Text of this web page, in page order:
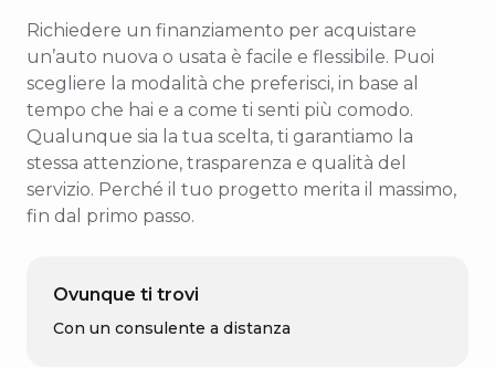
Richiedere un finanziamento per acquistare
un’auto nuova o usata è facile e flessibile. Puoi
scegliere la modalità che preferisci, in base al
tempo che hai e a come ti senti più comodo.
Qualunque sia la tua scelta, ti garantiamo la
stessa attenzione, trasparenza e qualità del
servizio. Perché il tuo progetto merita il massimo,
fin dal primo passo.
Ovunque ti trovi
Con un consulente a distanza